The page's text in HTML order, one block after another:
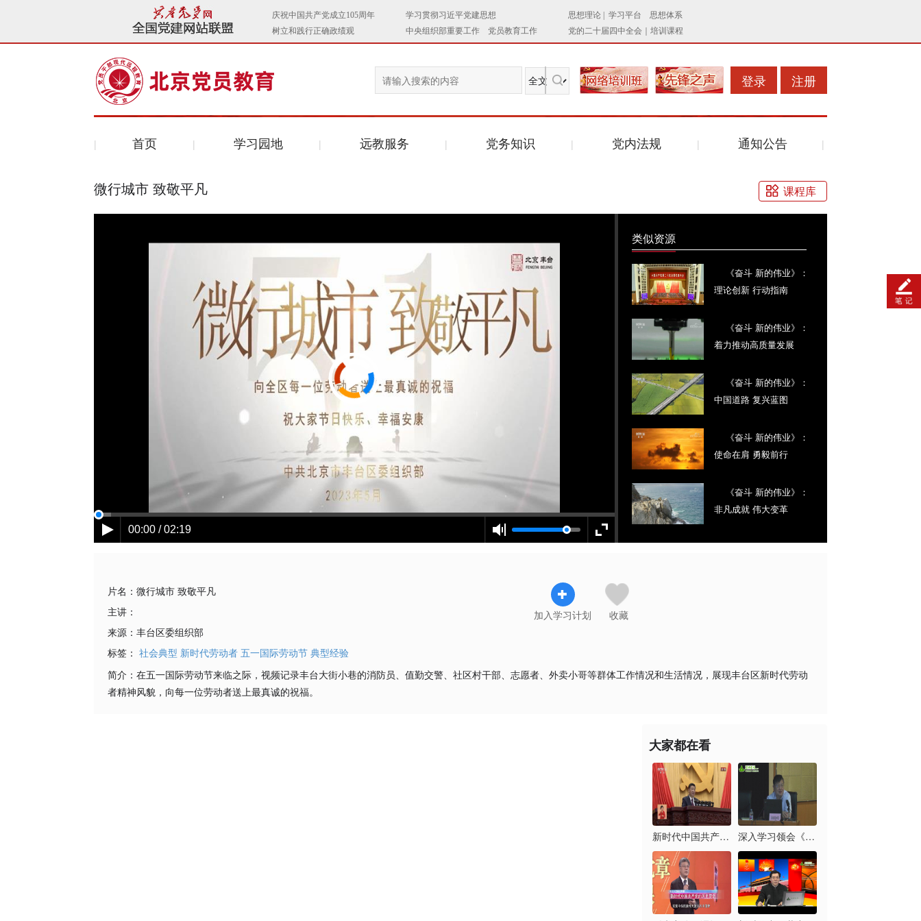
登录 注册
首页 学习园地 远教服务 党务知识 党内法规 通知公告
课程库
微行城市 致敬平凡
00:00 / 02:19
类似资源
《奋斗 新的伟业》：
理论创新 行动指南
《奋斗 新的伟业》：
着力推动高质量发展
《奋斗 新的伟业》：
中国道路 复兴蓝图
《奋斗 新的伟业》：
使命在肩 勇毅前行
《奋斗 新的伟业》：
非凡成就 伟大变革
片名： 微行城市 致敬平凡
主讲：
来源： 丰台区委组织部
标签： 社会典型 新时代劳动者 五一国际劳动节 典型经验
加入学习计划 收藏
简介： 在五一国际劳动节来临之际，视频记录丰台大街小巷的消防员、值勤交警、社区村干部、志愿者、外卖小哥等群体工作情况和生活情况，展现丰台区新时代劳动
者精神风貌，向每一位劳动者送上最真诚的祝福。
大家都在看
新时代中国共产党的历... 深入学习领会《习近平...